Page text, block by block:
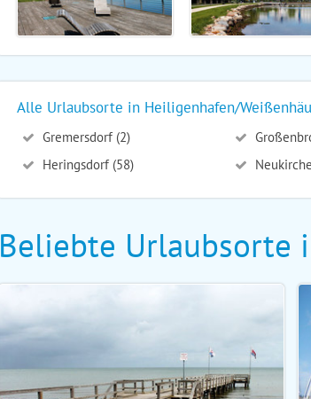
Alle Urlaubsorte in Heiligenhafen/
Gremersdorf (2)
Heringsdorf (58)
Beliebte Urlaubsorte